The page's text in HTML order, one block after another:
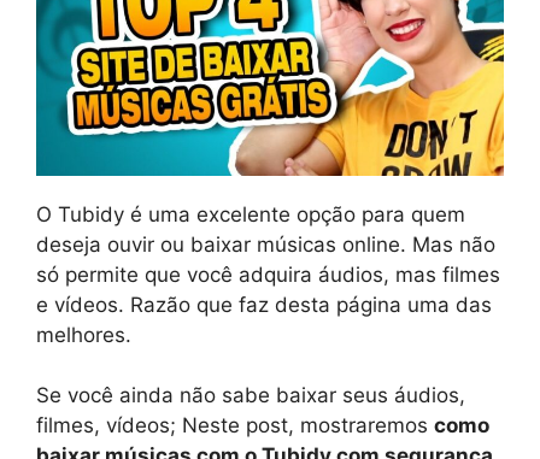
O Tubidy é uma excelente opção para quem
deseja ouvir ou baixar músicas online. Mas não
só permite que você adquira áudios, mas filmes
e vídeos. Razão que faz desta página uma das
melhores.
Se você ainda não sabe baixar seus áudios,
filmes, vídeos; Neste post, mostraremos como